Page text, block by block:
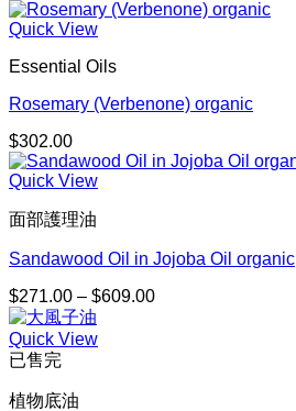
格
到
Quick View
Essential Oils
Rosemary (Verbenone) organic
$302.00
Quick View
面部護理油
Sandawood Oil in Jojoba Oil organic
$271.00 – $609.00價
Quick View
已售完
植物底油